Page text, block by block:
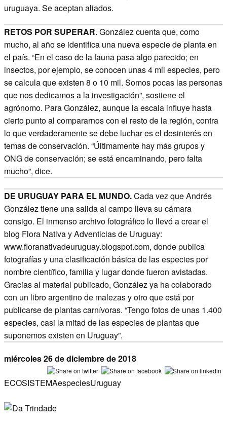
uruguaya. Se aceptan aliados.
RETOS POR SUPERAR. González cuenta que, como
mucho, al año se identifica una nueva especie de planta en
el país. “En el caso de la fauna pasa algo parecido; en
insectos, por ejemplo, se conocen unas 4 mil especies, pero
se calcula que existen 8 o 10 mil. Somos pocas las personas
que nos dedicamos a la investigación”, sostiene el
agrónomo. Para González, aunque la escala influye hasta
cierto punto al compararnos con el resto de la región, contra
lo que verdaderamente se debe luchar es el desinterés en
temas de conservación. “Últimamente hay más grupos y
ONG de conservación; se está encaminando, pero falta
mucho”, dice.
DE URUGUAY PARA EL MUNDO.Cada vez que Andrés
González tiene una salida al campo lleva su cámara
consigo. El inmenso archivo fotográfico lo llevó a crear el
blog Flora Nativa y Adventicias de Uruguay:
www.floranativadeuruguay.blogspot.com, donde publica
fotografías y una clasificación básica de las especies por
nombre científico, familia y lugar donde fueron avistadas.
Gracias al material publicado, González ya ha colaborado
con un libro argentino de malezas y otro que está por
publicarse de plantas carnívoras. “Tengo fotos de unas 1.400
especies, casi la mitad de las especies de plantas que
suponemos existen en Uruguay”.
miércoles 26 de diciembre de 2018
ECOSISTEMAespeciesUruguay